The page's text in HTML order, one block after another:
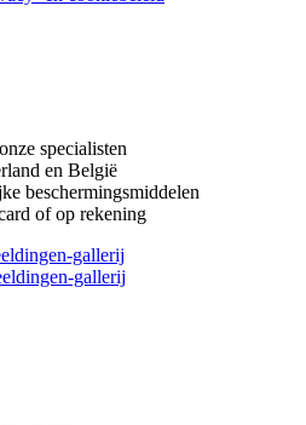
specialisten
en België
beschermingsmiddelen
of op rekening
gallerij
gallerij